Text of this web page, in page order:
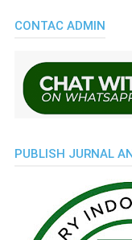
CONTAC ADMIN
PUBLISH JURNAL